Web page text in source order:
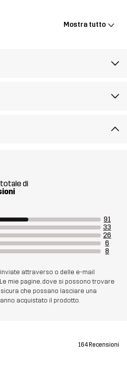
Mostra tutto
totale di
91
33
26
6
8
attraverso o delle e-mail
mie pagine, dove si possono trovare
che possano lasciare una
acquistato il prodotto.
164 Recensioni